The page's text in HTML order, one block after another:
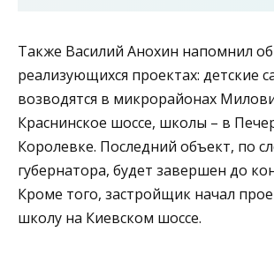
Также Василий Анохин напомнил
реализующихся проектах: детские
возводятся в микрорайонах
Краснинское шоссе, школы – в
Королевке. Последний объект, по
губернатора, будет завершен до
Кроме того, застройщик начал
школу на Киевском шоссе.